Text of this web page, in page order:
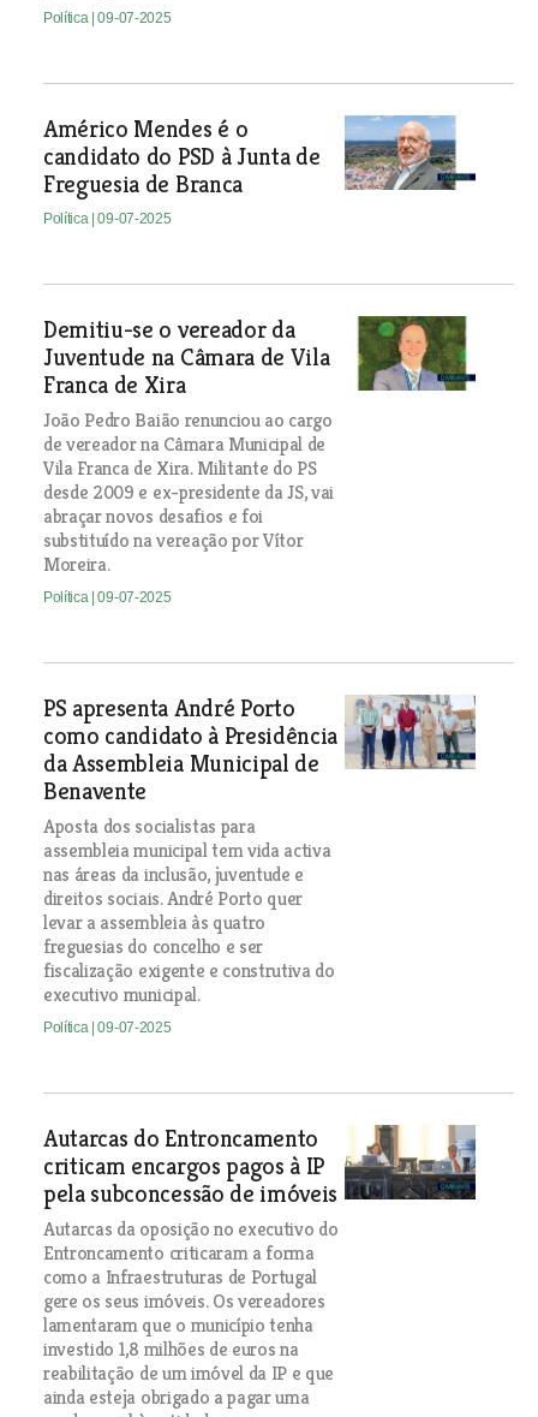
Política | 09-07-2025
Américo Mendes é o
candidato do PSD à Junta de
Freguesia de Branca
Política | 09-07-2025
Demitiu-se o vereador da
Juventude na Câmara de Vila
Franca de Xira
João Pedro Baião renunciou ao cargo
de vereador na Câmara Municipal de
Vila Franca de Xira. Militante do PS
desde 2009 e ex-presidente da JS, vai
abraçar novos desafios e foi
substituído na vereação por Vítor
Moreira.
Política | 09-07-2025
PS apresenta André Porto
como candidato à Presidência
da Assembleia Municipal de
Benavente
Aposta dos socialistas para
assembleia municipal tem vida activa
nas áreas da inclusão, juventude e
direitos sociais. André Porto quer
levar a assembleia às quatro
freguesias do concelho e ser
fiscalização exigente e construtiva do
executivo municipal.
Política | 09-07-2025
Autarcas do Entroncamento
criticam encargos pagos à IP
pela subconcessão de imóveis
Autarcas da oposição no executivo do
Entroncamento criticaram a forma
como a Infraestruturas de Portugal
gere os seus imóveis. Os vereadores
lamentaram que o município tenha
investido 1,8 milhões de euros na
reabilitação de um imóvel da IP e que
ainda esteja obrigado a pagar uma